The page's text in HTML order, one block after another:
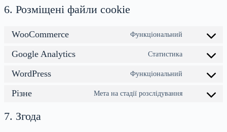
6. Розміщені файли cookie
WooCommerce Функціональний
Згода
Google Analytics Статистика
Згода
аналітики
WordPress Функціональний
Згода
Різне Мета на стадії розслідування
Згода
7. Згода